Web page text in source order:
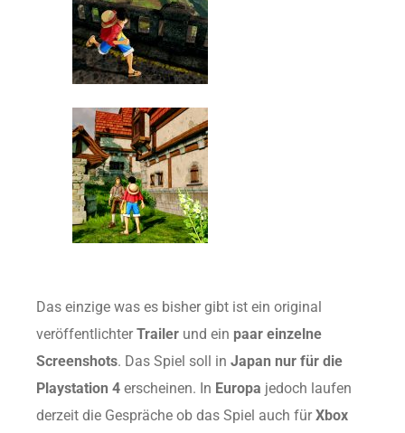
Das einzige was es bisher gibt ist ein original
veröffentlichterTrailer und ein paar einzelne
Screenshots. Das Spiel soll in Japan nur für die
Playstation 4 erscheinen. In Europa jedoch laufen
derzeit die Gespräche ob das Spiel auch fürXbox